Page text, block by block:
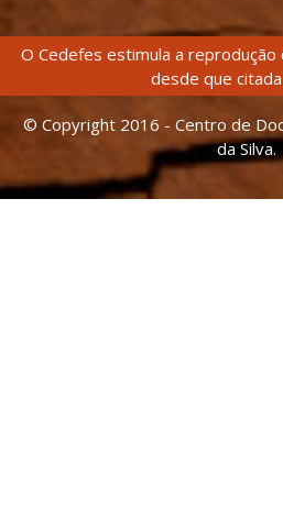
O Cedefes estimula a
desde que
© Copyright 2016 - Centro de
da Silva.